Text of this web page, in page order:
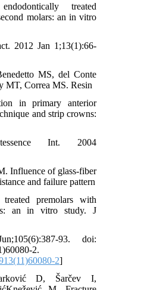
treated
molars: an in vitro
2012 Jan 1;13(1):66-
MS, del Conte
MT, Correa MS. Resin
in primary anterior
and strip crowns:
Int. 2004
Influence of glass-fiber
and failure pattern
treated premolars with
an in vitro study. J
93. doi:
2.
2
D, Šarčev I,